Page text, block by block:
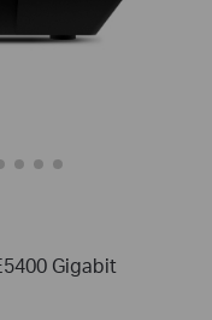
Gigabit